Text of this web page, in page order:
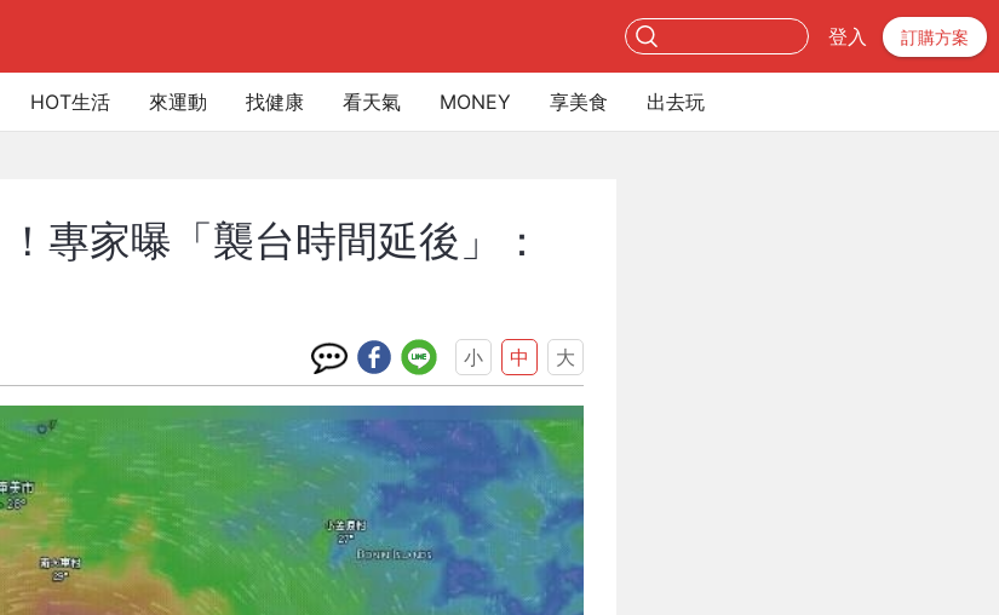
登入 訂購方案
HOT生活 來運動 找健康 看天氣 MONEY 享美食 出去玩
專家曝「襲台時間延後」：
小 中 大